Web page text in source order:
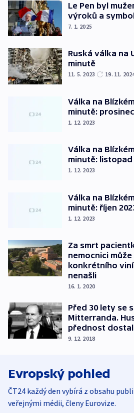
Le Pen byl
výroků a
7. 1. 2025
Ruská válka na
minutě
11. 5. 2023 19. 11.
Válka na
minutě:
1. 12. 2023
Válka na
minutě: listopad
1. 12. 2023
Válka na
minutě: říjen
1. 12. 2023
Za smrt
nemocnici
konkrétního
nenašli
16. 1. 2020
Před 30 lety se
Mitterranda.
přednost dostal
9. 12. 2018
Evropský pohled
ČT24 každý den vybírá z obsahu
veřejnými médii, členy Eurovize.